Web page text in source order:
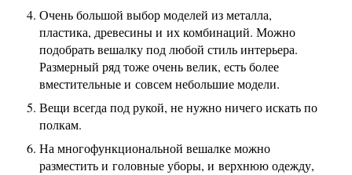
Очень большой выбор моделей из металла,
пластика, древесины и их комбинаций. Можно
подобрать вешалку под любой стиль интерьера.
Размерный ряд тоже очень велик, есть более
вместительные и совсем небольшие модели.
Вещи всегда под рукой, не нужно ничего искать по
полкам.
На многофункциональной вешалке можно
разместить и головные уборы, и верхнюю одежду,